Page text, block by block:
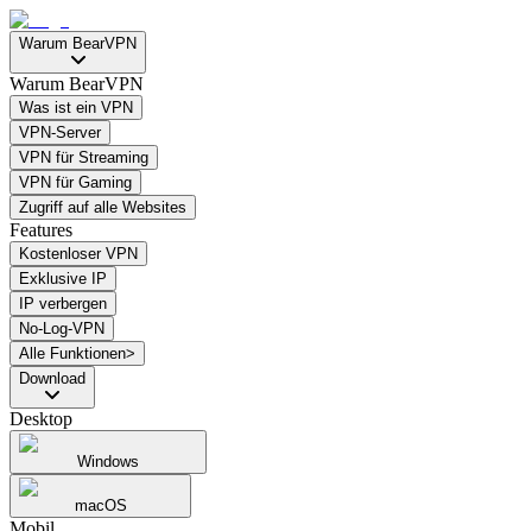
Warum BearVPN
Warum BearVPN
Was ist ein VPN
VPN-Server
VPN für Streaming
VPN für Gaming
Zugriff auf alle Websites
Features
Kostenloser VPN
Exklusive IP
IP verbergen
No-Log-VPN
Alle Funktionen>
Download
Desktop
Windows
macOS